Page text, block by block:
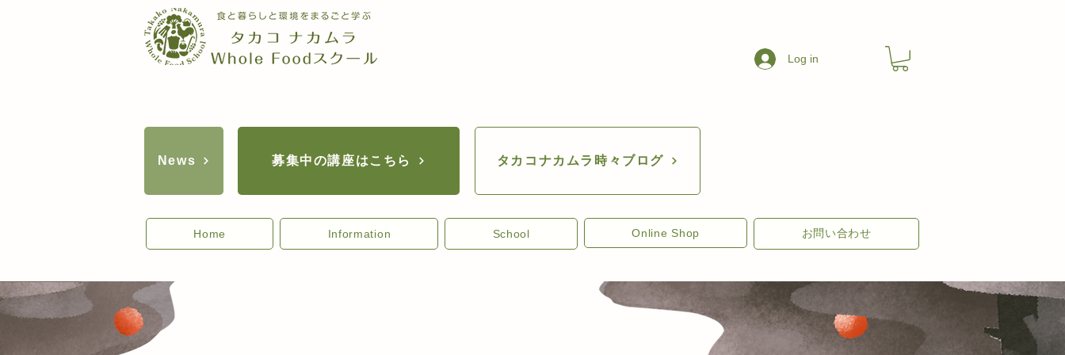
News 募集中の講座はこちら
Log in
タカコナカムラ時々ブログ
Home Information School Online Shop お問い合わせ